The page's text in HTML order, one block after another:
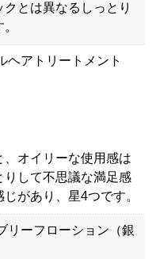
とは異なるしっとり
ヘアトリートメント
オイリーな使用感は
して不思議な満足感
があり、星4つです。
ーフローション（銀